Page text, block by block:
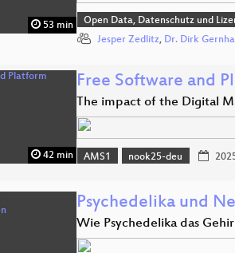
53 min Open Data, Datenschutz und
Jesper Zedlitz, Dr. Dirk
42 min
Free Software and
The impact of the Digital
AMS1 nook25-deu
Psychedelika und
Wie Psychedelika das